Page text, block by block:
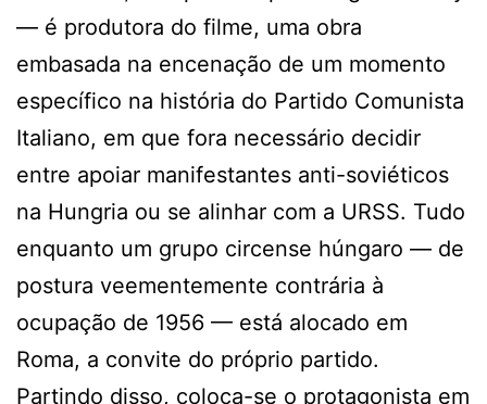
— é produtora do filme, uma obra
embasada na encenação de um momento
específico na história do Partido Comunista
Italiano, em que fora necessário decidir
entre apoiar manifestantes anti-soviéticos
na Hungria ou se alinhar com a URSS. Tudo
enquanto um grupo circense húngaro — de
postura veementemente contrária à
ocupação de 1956 — está alocado em
Roma, a convite do próprio partido.
Partindo disso, coloca-se o protagonista em